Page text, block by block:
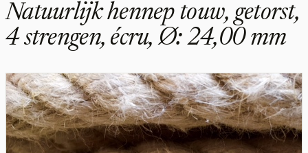
Natuurlijk hennep touw, getorst,
4 strengen, écru, Ø: 24,00 mm